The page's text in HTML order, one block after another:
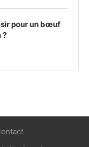
pour un bœuf
?